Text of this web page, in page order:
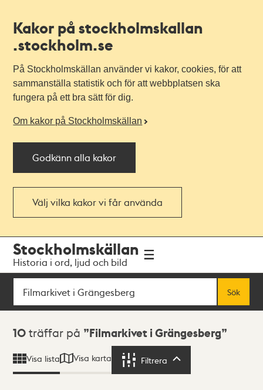
Kakor på stockholmskallan
.stockholm.se
På Stockholmskällan använder vi kakor, cookies, för att
sammanställa statistik och för att webbplatsen ska
fungera på ett bra sätt för dig.
Om kakor på Stockholmskällan
Godkänn alla kakor
Välj vilka kakor vi får använda
navigationen
huvudinnehållet
Stockholmskällan
Historia i ord, ljud och bild
Sök
Sök
Sökresultat
10 träffar på Filmarkivet i Grängesberg
Visa lista Visa karta Filtrera